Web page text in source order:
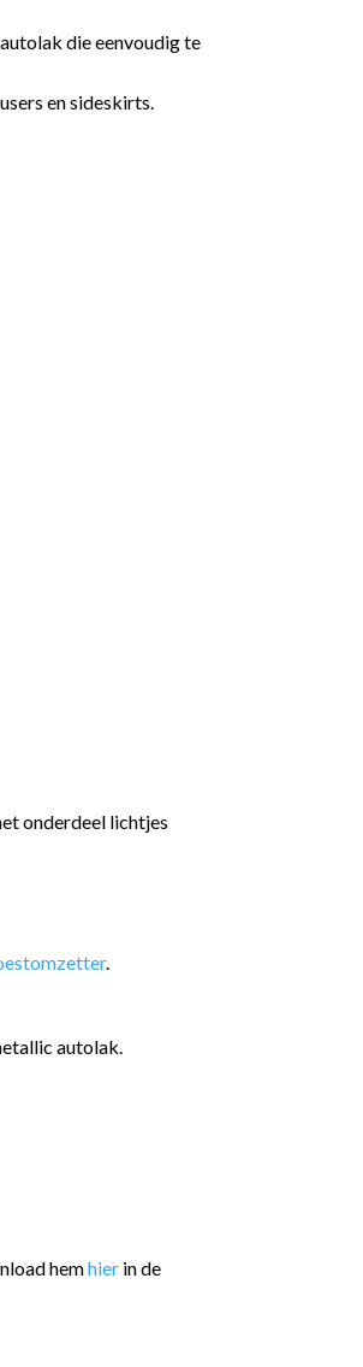
die eenvoudig te
en sideskirts.
onderdeel lichtjes
.
autolak.
hemhier in de